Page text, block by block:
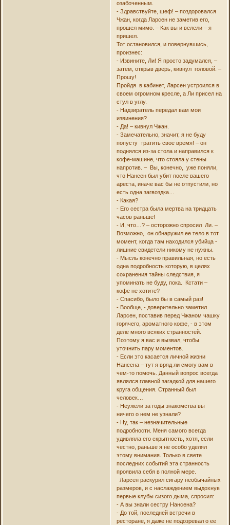
озабоченным.
- Здравствуйте, шеф! – поздоровался
Чжан, когда Ларсен не заметив его,
прошел мимо. – Как вы и велели – я
пришел.
Тот остановился, и повернувшись,
произнес:
- Извините, Ли! Я просто задумался, –
затем, открыв дверь, кивнул головой. –
Прошу!
Пройдя в кабинет, Ларсен устроился в
своем огромном кресле, а Ли присел на
стул в углу.
- Надзиратель передал вам мои
извинения?
- Да! – кивнул Чжан.
- Замечательно, значит, я не буду
попусту тратить свое время! – он
поднялся из-за стола и направился к
кофе-машине, что стояла у стены
напротив. – Вы, конечно, уже поняли,
что Нансен был убит после вашего
ареста, иначе вас бы не отпустили, но
есть одна загвоздка…
- Какая?
- Его сестра была мертва на тридцать
часов раньше!
- И, что…? – осторожно спросил Ли. –
Возможно, он обнаружил ее тело в тот
момент, когда там находился убийца -
лишние свидетели никому не нужны.
- Мысль конечно правильная, но есть
одна подробность которую, в целях
сохранения тайны следствия, я
упоминать не буду, пока. Кстати –
кофе не хотите?
- Спасибо, было бы в самый раз!
- Вообще, - доверительно заметил
Ларсен, поставив перед Чжаном чашку
горячего, ароматного кофе, - в этом
деле много всяких странностей.
Поэтому я вас и вызвал, чтобы
уточнить пару моментов.
- Если это касается личной жизни
Нансена – тут я вряд ли смогу вам в
чем-то помочь. Данный вопрос всегда
являлся главной загадкой для нашего
круга общения. Странный был
человек…
- Неужели за годы знакомства вы
ничего о нем не узнали?
- Ну, так – незначительные
подробности. Меня самого всегда
удивляла его скрытность, хотя, если
честно, раньше я не особо уделял
этому внимания. Только в свете
последних событий эта странность
проявила себя в полной мере.
Ларсен раскурил сигару необычайных
размеров, и с наслаждением выдохнув
первые клубы сизого дыма, спросил:
- А вы знали сестру Нансена?
- До той, последней встречи в
ресторане, я даже не подозревал о ее